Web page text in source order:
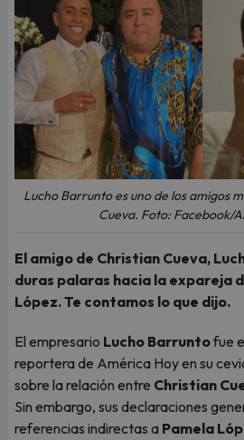
Lucho Barrunto es uno de los amigos
Cueva. Foto: Facebook/
El amigo de Christian Cueva,
duras palaras hacia la expareja
López. Te contamos lo que dijo.
El empresario Lucho Barruntofue
reportera de América Hoy en su
sobre la relación entre Christian
Sin embargo, sus declaraciones
referencias indirectas a Pamela